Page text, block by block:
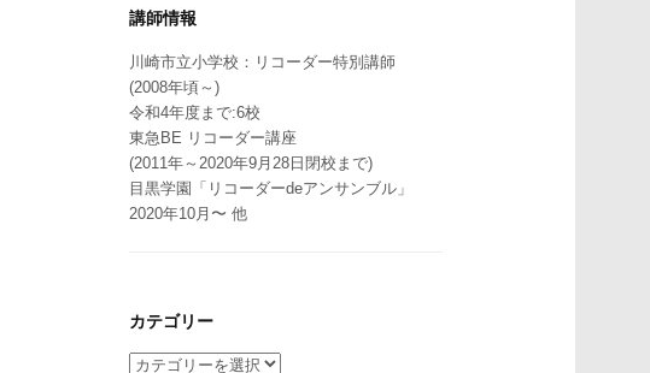
講師情報
川崎市立小学校：リコーダー特別講師
(2008年頃～)
令和4年度まで:6校
東急BE リコーダー講座
(2011年～2020年9月28日閉校まで)
目黒学園「リコーダーdeアンサンブル」
2020年10月〜 他
カテゴリー
カ